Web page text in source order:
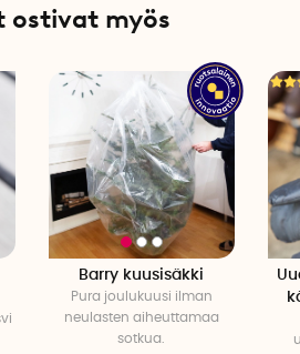
ostivat myös
Barry kuusisäkki
Pura joulukuusi ilman
neulasten aiheuttamaa
sotkua.